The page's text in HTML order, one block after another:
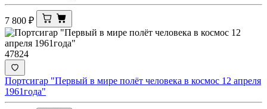
7 800 ₽
47824
Портсигар "Первый в мире полёт человека в космос 12 апреля
1961года"